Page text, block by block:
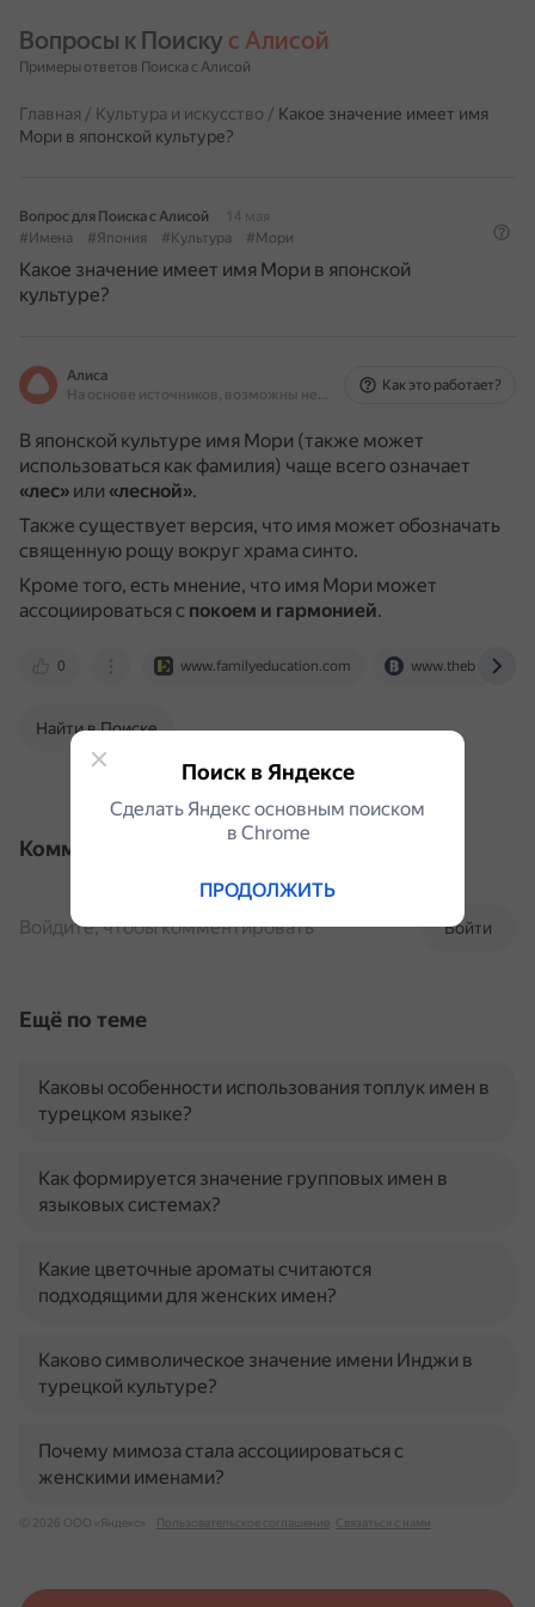
Вопросы к Поиску с Алисой
Примеры ответов Поиска с Алисой
Главная / Культура и искусство / Какое значение имеет имя
Мори в японской культуре?
Вопрос для Поиска с Алисой
14 мая
#Имена
#Япония #Культура #Мори
Какое значение имеет имя Мори в японской
культуре?
Алиса
На основе источников, возможны неточности
Как это работает?
В японской культуре имя Мори (также может
использоваться как фамилия) чаще всего означает
«лес» или «лесной».
Также существует версия, что имя может обозначать
священную рощу вокруг храма синто.
Кроме того, есть мнение, что имя Мори может
ассоциироваться с покоем и гармонией.
0 www.familyeducation.com
Найти в Поиске
Комментарии
Войти
Войдите, чтобы комментировать
Ещё по теме
Каковы особенности использования топлук имен в
турецком языке?
Как формируется значение групповых имен в
языковых системах?
Какие цветочные ароматы считаются
подходящими для женских имен?
Каково символическое значение имени Инджи в
турецкой культуре?
Почему мимоза стала ассоциироваться с
женскими именами?
© 2026 ООО «Яндекс» Пользовательское соглашение Связаться с нами
Поиск в Яндексе
Сделать Яндекс основным поиском
в Сhrome
ПРОДОЛЖИТЬ